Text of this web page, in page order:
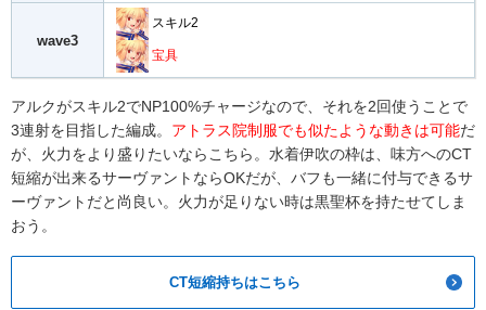
wave3
スキル2
宝具
アルクがスキル2でNP100%チャージなので、それを2回使うことで
3連射を目指した編成。 アトラス院制服でも似たような動きは可能だ
が、火力をより盛りたいならこちら。水着伊吹の枠は、味方へのCT
短縮が出来るサーヴァントならOKだが、バフも一緒に付与できるサ
ーヴァントだと尚良い。火力が足りない時は黒聖杯を持たせてしま
おう。
CT短縮持ちはこちら